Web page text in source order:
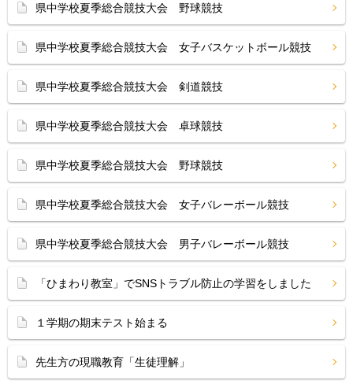
県中学校夏季総合競技大会 野球競技
県中学校夏季総合競技大会 女子バスケットボール競技
県中学校夏季総合競技大会 剣道競技
県中学校夏季総合競技大会 卓球競技
県中学校夏季総合競技大会 野球競技
県中学校夏季総合競技大会 女子バレーボール競技
県中学校夏季総合競技大会 男子バレーボール競技
「ひまわり教室」でSNSトラブル防止の学習をしました
１学期の期末テスト始まる
先生方の現職教育「生徒理解」